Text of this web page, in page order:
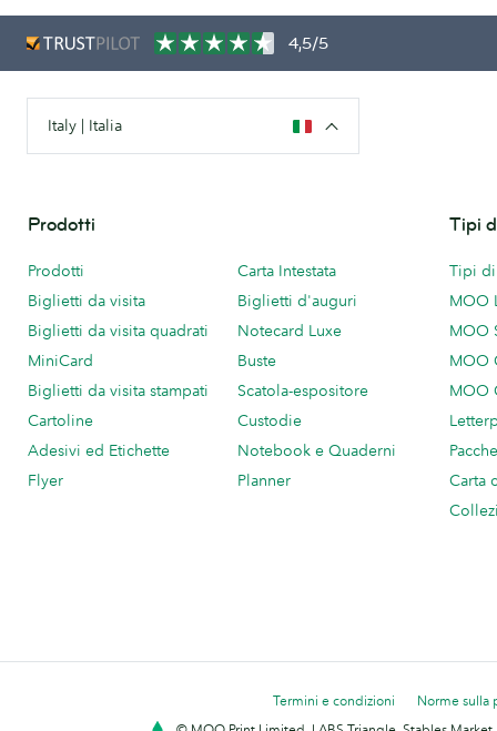
4,5/5
Italy | Italia
Prodotti
Prodotti
Biglietti da visita
Biglietti da visita quadrati
MiniCard
Biglietti da visita stampati
Cartoline
Adesivi ed Etichette
Flyer
Carta Intestata
Biglietti d'auguri
Notecard Luxe
Buste
Scatola-espositore
Custodie
Notebook e Quaderni
Planner
Tipi
Tipi
MOO
MOO
MOO
MOO
Carta
Termini e condizioni
Norme sulla